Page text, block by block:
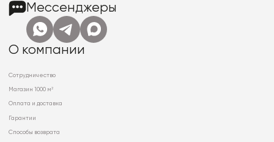
Мессенджеры
О компании
Сотрудничество
Магазин 1000 м²
Оплата и доставка
Гарантии
Способы возврата